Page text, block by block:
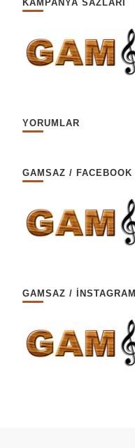
KAMPANYA SAZLARI
YORUMLAR
GAMSAZ / FACEBOOK
GAMSAZ / İNSTAGRAM